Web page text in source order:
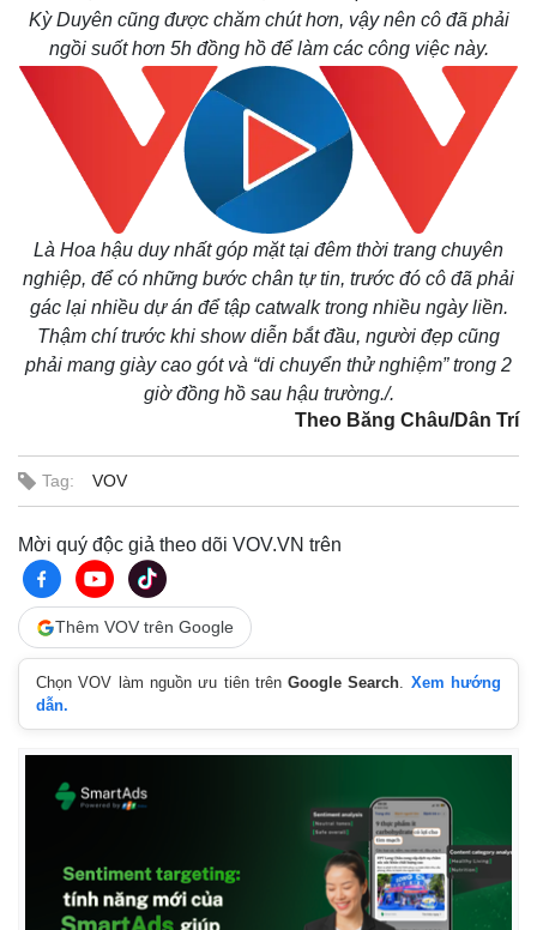
Kỳ Duyên cũng được chăm chút hơn, vậy nên cô đã phải
ngồi suốt hơn 5h đồng hồ để làm các công việc này.
Là Hoa hậu duy nhất góp mặt tại đêm thời trang chuyên
nghiệp, để có những bước chân tự tin, trước đó cô đã phải
gác lại nhiều dự án để tập catwalk trong nhiều ngày liền.
Thậm chí trước khi show diễn bắt đầu, người đẹp cũng
phải mang giày cao gót và “di chuyển thử nghiệm” trong 2
giờ đồng hồ sau hậu trường./.
Theo Băng Châu/Dân Trí
Tag: VOV
Mời quý độc giả theo dõi VOV.VN trên
Thêm VOV trên Google
Chọn VOV làm nguồn ưu tiên trênGoogle Search. Xem hướng
dẫn.